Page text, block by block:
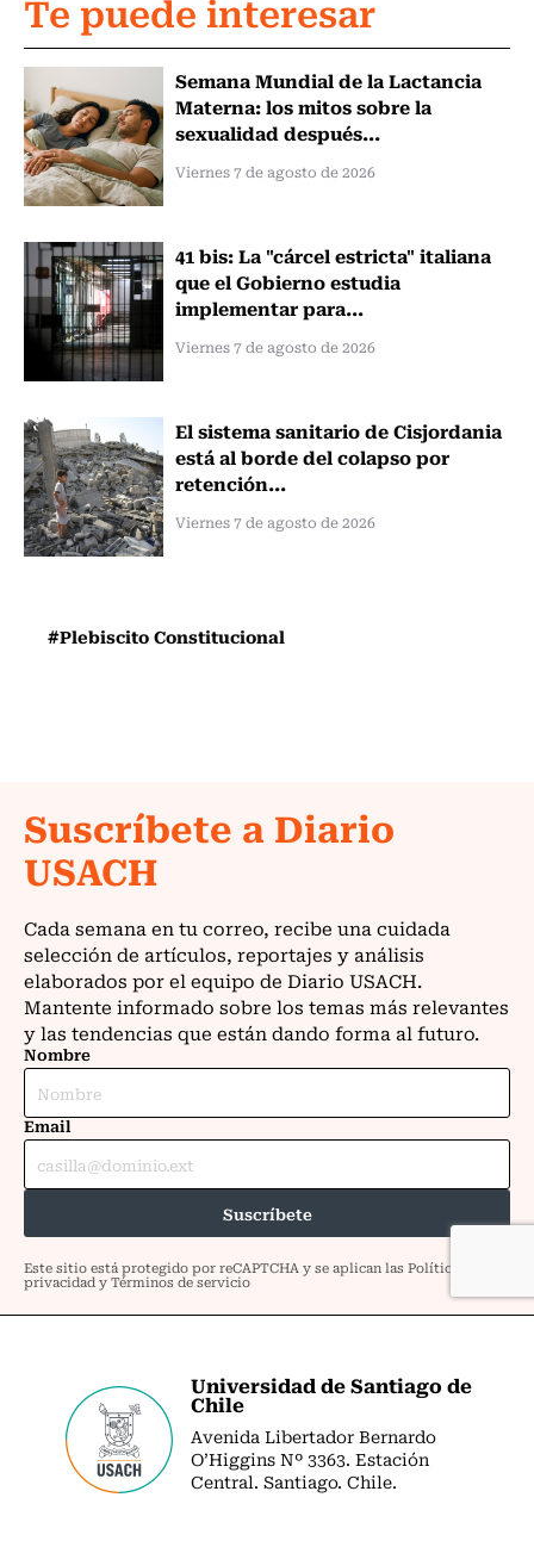
Te puede interesar
Semana Mundial de la Lactancia
Materna: los mitos sobre la
sexualidad después...
Viernes 7 de agosto de 2026
41 bis: La "cárcel estricta" italiana
que el Gobierno estudia
implementar para...
Viernes 7 de agosto de 2026
El sistema sanitario de Cisjordania
está al borde del colapso por
retención...
Viernes 7 de agosto de 2026
#Plebiscito Constitucional
Universidad de Santiago de
Chile
Avenida Libertador Bernardo
O’Higgins Nº 3363. Estación
Central. Santiago. Chile.